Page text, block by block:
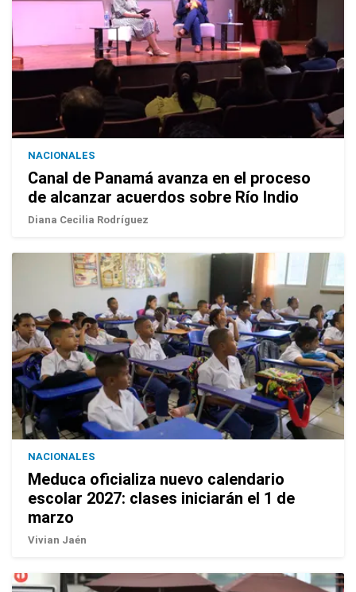
NACIONALES
Canal de Panamá avanza en el proceso
de alcanzar acuerdos sobre Río Indio
Diana Cecilia Rodríguez
NACIONALES
Meduca oficializa nuevo calendario
escolar 2027: clases iniciarán el 1 de
marzo
Vivian Jaén